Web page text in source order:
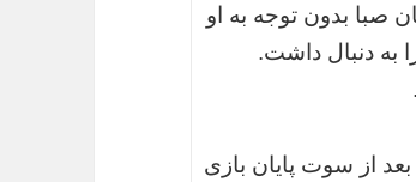
صبا بدون توجه به او
به دنبال داشت.
از سوت پایان بازی